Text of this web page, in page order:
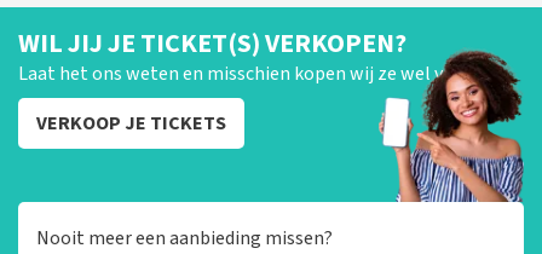
WIL JIJ JE TICKET(S) VERKOPEN?
Laat het ons weten en misschien kopen wij ze wel van je!
VERKOOP JE TICKETS
Nooit meer een aanbieding missen?